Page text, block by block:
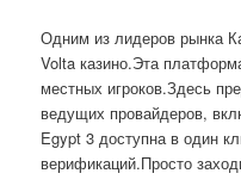
Одним из лидеров рынка
Volta казино.Эта
местных игроков.Здесь
ведущих провайдеров,
Egypt 3 доступна в один
верификаций.Просто